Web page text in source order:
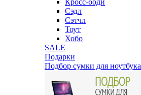
Кросс-боди
Сэдл
Сэтчл
Тоут
Хобо
SALE
Подарки
Подбор сумки для ноутбука